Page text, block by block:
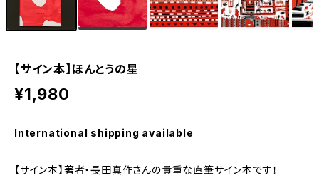
【サイン本】ほんとうの星
¥1,980
International shipping available
【サイン本】著者・長田真作さんの貴重な直筆サイン本です！